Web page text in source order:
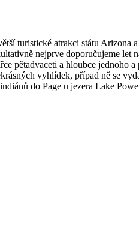
turistické atrakci státu Arizona
nejprve doporučujeme let
pětadvaceti a hloubce jednoho
vyhlídek, případ ně se
do Page u jezera Lake